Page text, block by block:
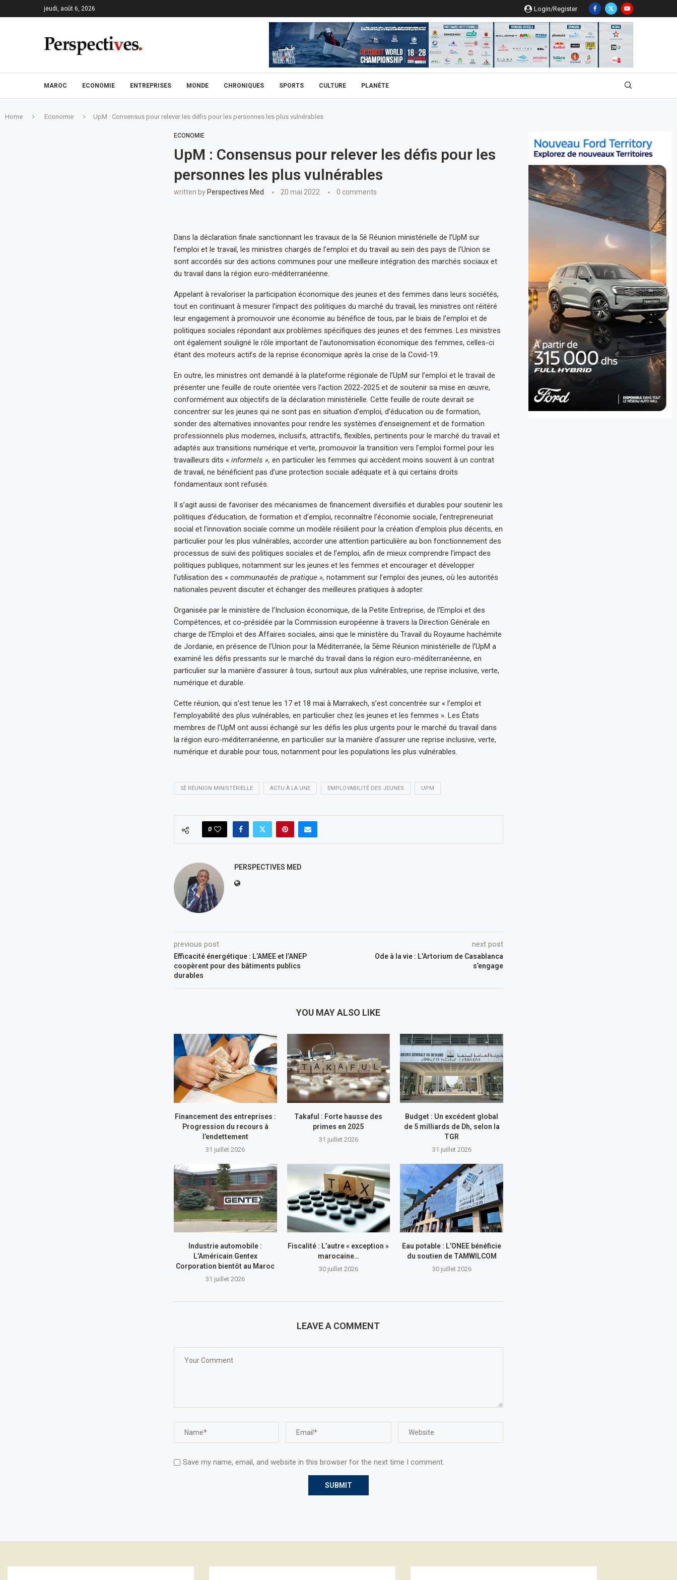
jeudi, août 6, 2026 Login/Register
MAROC ECONOMIE ENTREPRISES MONDE CHRONIQUES SPORTS CULTURE PLANÈTE
Home Economie UpM : Consensus pour relever les défis pour les personnes les plus vulnérables
ECONOMIE
UpM : Consensus pour relever les défis pour les
personnes les plus vulnérables
written by Perspectives Med 20 mai 2022 0 comments
Dans la déclaration finale sanctionnant les travaux de la 5è Réunion ministérielle de l’UpM sur
l’emploi et le travail, les ministres chargés de l’emploi et du travail au sein des pays de l’Union se
sont accordés sur des actions communes pour une meilleure intégration des marchés sociaux et
du travail dans la région euro-méditerranéenne.
Appelant à revaloriser la participation économique des jeunes et des femmes dans leurs sociétés,
tout en continuant à mesurer l’impact des politiques du marché du travail, les ministres ont réitéré
leur engagement à promouvoir une économie au bénéfice de tous, par le biais de l’emploi et de
politiques sociales répondant aux problèmes spécifiques des jeunes et des femmes. Les ministres
ont également souligné le rôle important de l’autonomisation économique des femmes, celles-ci
étant des moteurs actifs de la reprise économique après la crise de la Covid-19.
En outre, les ministres ont demandé à la plateforme régionale de l’UpM sur l’emploi et le travail de
présenter une feuille de route orientée vers l’action 2022-2025 et de soutenir sa mise en œuvre,
conformément aux objectifs de la déclaration ministérielle. Cette feuille de route devrait se
concentrer sur les jeunes qui ne sont pas en situation d’emploi, d’éducation ou de formation,
sonder des alternatives innovantes pour rendre les systèmes d’enseignement et de formation
professionnels plus modernes, inclusifs, attractifs, flexibles, pertinents pour le marché du travail et
adaptés aux transitions numérique et verte, promouvoir la transition vers l’emploi formel pour les
travailleurs dits « informels », en particulier les femmes qui accèdent moins souvent à un contrat
de travail, ne bénéficient pas d’une protection sociale adéquate et à qui certains droits
fondamentaux sont refusés.
Il s’agit aussi de favoriser des mécanismes de financement diversifiés et durables pour soutenir les
politiques d’éducation, de formation et d’emploi, reconnaître l’économie sociale, l’entrepreneuriat
social et l’innovation sociale comme un modèle résilient pour la création d’emplois plus décents, en
particulier pour les plus vulnérables, accorder une attention particulière au bon fonctionnement des
processus de suivi des politiques sociales et de l’emploi, afin de mieux comprendre l’impact des
politiques publiques, notamment sur les jeunes et les femmes et encourager et développer
l’utilisation des « communautés de pratique », notamment sur l’emploi des jeunes, où les autorités
nationales peuvent discuter et échanger des meilleures pratiques à adopter.
Organisée par le ministère de l’Inclusion économique, de la Petite Entreprise, de l’Emploi et des
Compétences, et co-présidée par la Commission européenne à travers la Direction Générale en
charge de l’Emploi et des Affaires sociales, ainsi que le ministère du Travail du Royaume hachémite
de Jordanie, en présence de l’Union pour la Méditerranée, la 5ème Réunion ministérielle de l’UpM a
examiné les défis pressants sur le marché du travail dans la région euro-méditerranéenne, en
particulier sur la manière d’assurer à tous, surtout aux plus vulnérables, une reprise inclusive, verte,
numérique et durable.
Cette réunion, qui s’est tenue les 17 et 18 mai à Marrakech, s’est concentrée sur « l’emploi et
l’employabilité des plus vulnérables, en particulier chez les jeunes et les femmes ». Les États
membres de l’UpM ont aussi échangé sur les défis les plus urgents pour le marché du travail dans
la région euro-méditerranéenne, en particulier sur la manière d’assurer une reprise inclusive, verte,
numérique et durable pour tous, notamment pour les populations les plus vulnérables.
5È RÉUNION MINISTÉRIELLE ACTU À LA UNE EMPLOYABILITÉ DES JEUNES UPM
0
PERSPECTIVES MED
previous post
Efficacité énergétique : L’AMEE et l’ANEP
coopèrent pour des bâtiments publics
durables
next post
Ode à la vie : L’Artorium de Casablanca
s’engage
YOU MAY ALSO LIKE
Financement des entreprises :
Progression du recours à
l’endettement
31 juillet 2026
Takaful : Forte hausse des
primes en 2025
31 juillet 2026
Budget : Un excédent global
de 5 milliards de Dh, selon la
TGR
31 juillet 2026
Industrie automobile :
L’Américain Gentex
Corporation bientôt au Maroc
31 juillet 2026
Fiscalité : L’autre « exception »
marocaine…
30 juillet 2026
Eau potable : L’ONEE bénéficie
du soutien de TAMWILCOM
30 juillet 2026
LEAVE A COMMENT
Save my name, email, and website in this browser for the next time I comment.